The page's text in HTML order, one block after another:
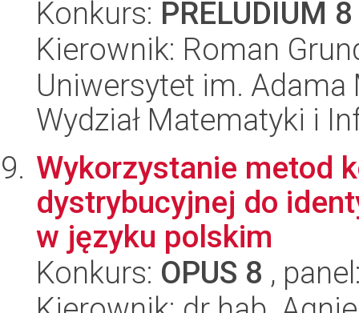
Konkurs: PRELUDIUM 8
Kierownik: Roman
Uniwersytet im.
Wydział Matematyki i
Wykorzystanie metod
dystrybucyjnej do
w języku polskim
Konkurs: OPUS 8 ,